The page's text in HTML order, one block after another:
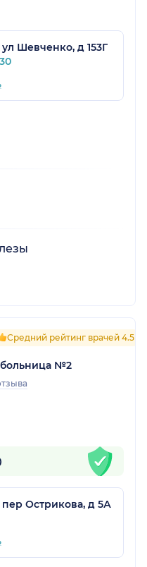
Шевченко, д 153Г
Средний рейтинг врачей 4.5
больница №2
пер Острикова, д 5А